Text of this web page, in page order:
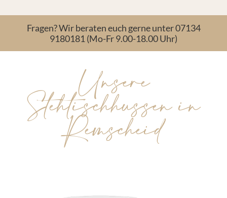
Fragen? Wir beraten euch gerne unter 07134
9180181 (Mo-Fr 9.00-18.00 Uhr)
Unsere
Stehtischhussen in
Remscheid